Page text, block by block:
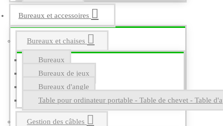
Bureaux et accessoires
Bureaux et chaises
Bureaux
Bureaux de jeux
Bureaux d'angle
Table pour ordinateur portable - Table de chevet - Table
Gestion des câbles